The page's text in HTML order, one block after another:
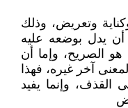
وتعريض، وذلك
أن يدل بوضعه عليه
الصريح، وإما أن
آخر غيره، فهذا
القذف، وإنما يفيد